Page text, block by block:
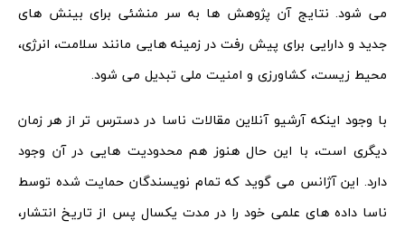
می شود. نتایج آن پژوهش ها به سر منشئی برای بینش های
جدید و دارایی برای پیش رفت در زمینه هایی مانند سلامت، انرژی،
محیط زیست، کشاورزی و امنیت ملی تبدیل می شود.
با وجود اینکه آرشیو آنلاین مقالات ناسا در دسترس تر از هر زمان
دیگری است، با این حال هنوز هم محدودیت هایی در آن وجود
دارد. این آژانس می گوید که تمام نویسندگان حمایت شده توسط
ناسا داده های علمی خود را در مدت یکسال پس از تاریخ انتشار،